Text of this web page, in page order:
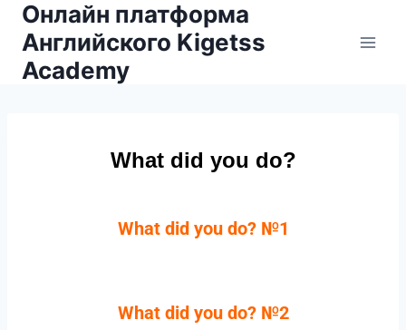
Онлайн платформа
Английского Kigetss
Academy
What did you do?
What did you do? №1
What did you do? №2